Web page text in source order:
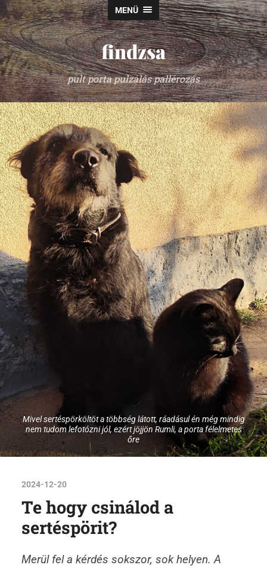
MENÜ
findzsa
pult porta pulzálás pallérozás
Mivel sertéspörköltöt a többség látott, ráadásul én még mindig
nem tudom lefotózni jól, ezért jöjjön Rumli, a porta félelmetes
őre
2024-12-20
Te hogy csinálod a
sertéspörit?
Merül fel a kérdés sokszor, sok helyen. A